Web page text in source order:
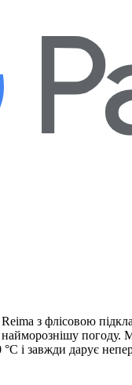
з флісовою
погоду.
і завжди дарує